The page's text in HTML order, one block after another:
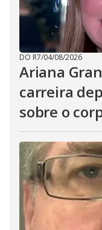
DO R7/04/08/2026
Ariana
carreira
sobre o